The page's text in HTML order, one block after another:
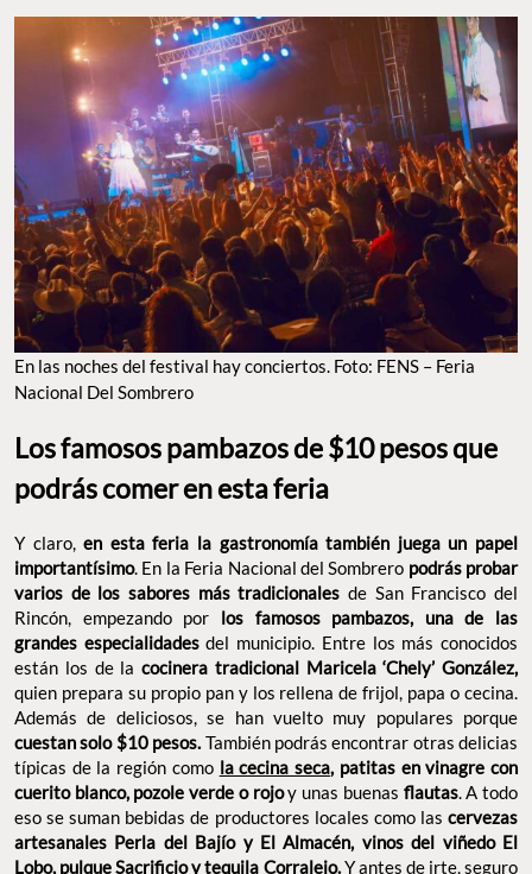
EN LAS NOCHES DEL FESTIVAL HAY CONCIERTOS. FOTO: FENS – FERIA NACIONAL DEL
SOMBRERO
Los famosos pambazos de $10 pesos que
podrás comer en esta feria
Y claro,en esta feria la gastronomía también juega un papel
importantísimo. En la Feria Nacional del Sombrero
Francisco del Rincón, empezando por los famosos pambazos,
una de las grandes especialidades
del municipio. Entre los más
conocidos están los de lacocinera tradicional Maricela ‘Chely’
o cecina. Además de deliciosos, se han vuelto muy populares
porquecuestan solo $10 pesos.También podrás encontrar otras
delicias típicas de la región comola cecina seca, patitas en
vinagre con cuerito blanco, pozole verde o rojoy unas buenas
flautas. A todo eso se suman bebidas de productores locales
como las cervezas artesanales Perla del Bajío y El Almacén,
vinos del viñedo El Lobo, pulque Sacrificio y tequila Corralejo.
Y antes de irte, seguro también querrás llevarte a casa algunos
quesos, cajetas o frutos rojos producidos en la región. Así que
esimposible salir de la Feria sin estrenar sombrero y haber
comido delicioso.